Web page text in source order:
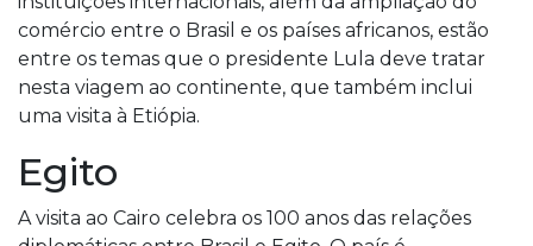
comércio entre o Brasil e os países africanos, estão
entre os temas que o presidente Lula deve tratar
nesta viagem ao continente, que também inclui
uma visita à Etiópia.
Egito
A visita ao Cairo celebra os 100 anos das relações